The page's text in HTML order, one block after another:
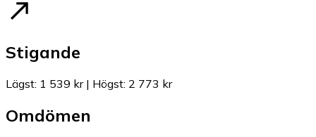
Stigande
Lägst: 1 539 kr| Högst: 2 773 kr
Omdömen